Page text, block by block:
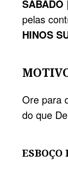
SÁBADO
pelas
HINOS
Ore para
do que